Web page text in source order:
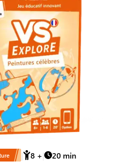
8 + 20 min